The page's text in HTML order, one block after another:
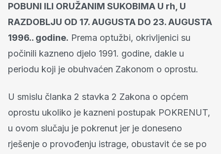
POBUNI ILI ORUŽANIM SUKOBIMA U rh, U
RAZDOBLJU OD 17. AUGUSTA DO 23. AUGUSTA
1996.. godine. Prema optužbi, okrivljenici su
počinili kazneno djelo 1991. godine, dakle u
periodu koji je obuhvaćen Zakonom o oprostu.
U smislu članka 2 stavka 2 Zakona o općem
oprostu ukoliko je kazneni postupak POKRENUT,
u ovom slučaju je pokrenut jer je doneseno
rješenje o provođenju istrage, obustavit će se po